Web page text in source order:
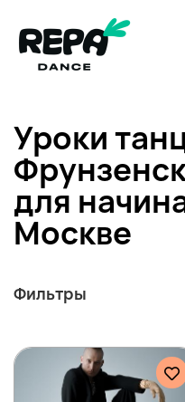
Уроки
для
Москве
Фильтры